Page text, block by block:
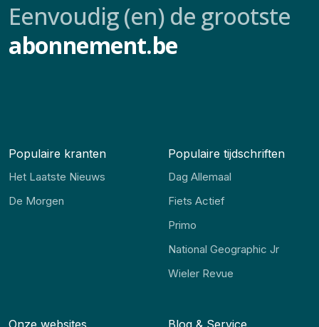
Eenvoudig (en) de grootste
abonnement.be
Populaire kranten
Het Laatste Nieuws
De Morgen
Populaire tijdschriften
Dag Allemaal
Fiets Actief
Primo
National Geographic Jr
Wieler Revue